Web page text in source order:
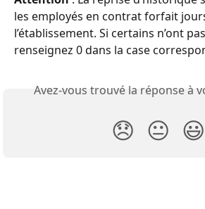
les employés en contrat forfait
l’établissement. Si certains n’ont
renseignez 0 dans la case
Avez-vous trouvé la réponse à
😞 😐 😃